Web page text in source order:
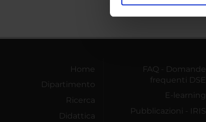
Home
Dipartimento
Ricerca
Didattica
FAQ - Domande
frequenti DSE
E-learning
Pubblicazioni - IRIS